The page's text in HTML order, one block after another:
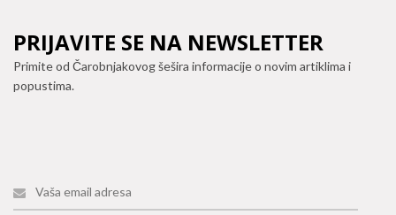
PRIJAVITE SE NA NEWSLETTER
Primite od Čarobnjakovog šešira informacije o novim artiklima i
popustima.